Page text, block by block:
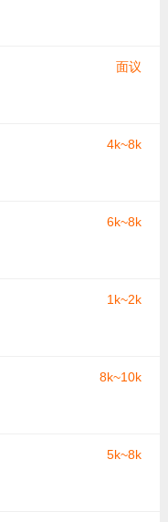
面议
4k~8k
6k~8k
1k~2k
8k~10k
5k~8k